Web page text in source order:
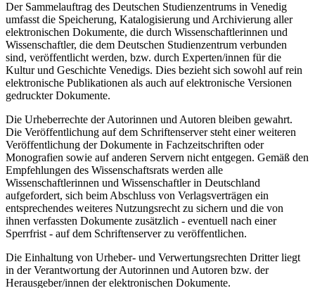
Der Sammelauftrag des Deutschen Studienzentrums in Venedig
umfasst die Speicherung, Katalogisierung und Archivierung aller
elektronischen Dokumente, die durch Wissenschaftlerinnen und
Wissenschaftler, die dem Deutschen Studienzentrum verbunden
sind, veröffentlicht werden, bzw. durch Experten/innen für die
Kultur und Geschichte Venedigs. Dies bezieht sich sowohl auf rein
elektronische Publikationen als auch auf elektronische Versionen
gedruckter Dokumente.
Die Urheberrechte der Autorinnen und Autoren bleiben gewahrt.
Die Veröffentlichung auf dem Schriftenserver steht einer weiteren
Veröffentlichung der Dokumente in Fachzeitschriften oder
Monografien sowie auf anderen Servern nicht entgegen. Gemäß den
Empfehlungen des Wissenschaftsrats werden alle
Wissenschaftlerinnen und Wissenschaftler in Deutschland
aufgefordert, sich beim Abschluss von Verlagsverträgen ein
entsprechendes weiteres Nutzungsrecht zu sichern und die von
ihnen verfassten Dokumente zusätzlich - eventuell nach einer
Sperrfrist - auf dem Schriftenserver zu veröffentlichen.
Die Einhaltung von Urheber- und Verwertungsrechten Dritter liegt
in der Verantwortung der Autorinnen und Autoren bzw. der
Herausgeber/innen der elektronischen Dokumente.